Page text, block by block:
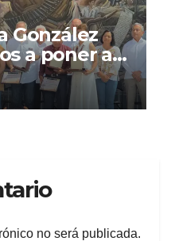
González
a poner al
de
no será publicada.